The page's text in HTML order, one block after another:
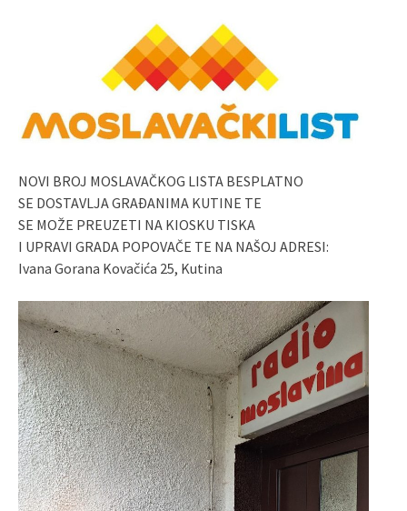
NOVI BROJ MOSLAVAČKOG LISTA BESPLATNO
SE DOSTAVLJA GRAĐANIMA KUTINE TE
SE MOŽE PREUZETI NA KIOSKU TISKA
I UPRAVI GRADA POPOVAČE TE NA NAŠOJ ADRESI:
Ivana Gorana Kovačića 25, Kutina